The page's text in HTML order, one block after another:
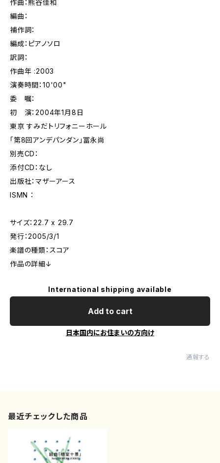
作曲：熊谷佳和
編曲：
補作詞：
編成：ピアノソロ
訳詞：
作曲年 :2003
演奏時間：10'00"
委 嘱：
初 演：2004年1月8日
東京 すみだトリフォニーホール
「第8回アンデパンダン」冨永尚
別売CD：
添付CD：なし
出版社：マザーアース
ISMN ：
サイズ：22.7 x 29.7
発行：2005/3/1
楽譜の種類：スコア
作品の詳細↓
International shipping available
Add to cart
日本国内にお住まいの方向け
通報する
最近チェックした商品